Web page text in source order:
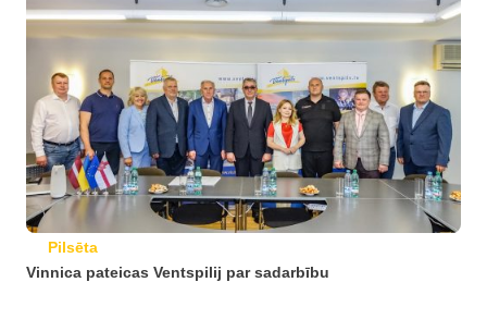
Pilsēta
Vinnica pateicas Ventspilij par sadarbību